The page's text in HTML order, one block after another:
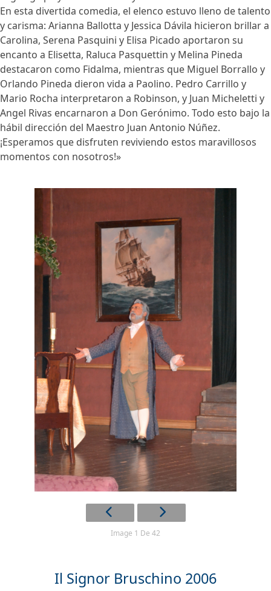
En esta divertida comedia, el elenco estuvo lleno de talento
y carisma: Arianna Ballotta y Jessica Dávila hicieron brillar a
Carolina, Serena Pasquini y Elisa Picado aportaron su
encanto a Elisetta, Raluca Pasquettin y Melina Pineda
destacaron como Fidalma, mientras que Miguel Borrallo y
Orlando Pineda dieron vida a Paolino. Pedro Carrillo y
Mario Rocha interpretaron a Robinson, y Juan Micheletti y
Angel Rivas encarnaron a Don Gerónimo. Todo esto bajo la
hábil dirección del Maestro Juan Antonio Núñez.
¡Esperamos que disfruten reviviendo estos maravillosos
momentos con nosotros!»
Image 1 De 42
Il Signor Bruschino 2006